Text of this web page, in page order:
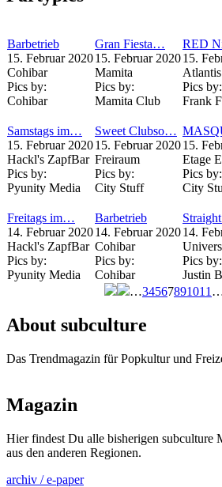
Barbetrieb
15. Februar 2020
Cohibar
Pics by:
Cohibar
Gran Fiesta…
15. Februar 2020
Mamita
Pics by:
Mamita Club
RED
15.
Pics by:
Frank
Samstags im…
15. Februar 2020
Hackl's ZapfBar
Pics by:
Pyunity Media
Sweet Clubso…
15. Februar 2020
Freiraum
Pics by:
City Stuff
15.
Etage
Pics by:
City
Freitags im…
14. Februar 2020
Hackl's ZapfBar
Pics by:
Pyunity Media
Barbetrieb
14. Februar 2020
Cohibar
Pics by:
Cohibar
14.
Pics by:
Justin
…34567891011
About subculture
Das Trendmagazin für Popkultur und
Magazin
Hier findest Du alle bisherigen subculture
aus den anderen Regionen.
archiv / e-paper